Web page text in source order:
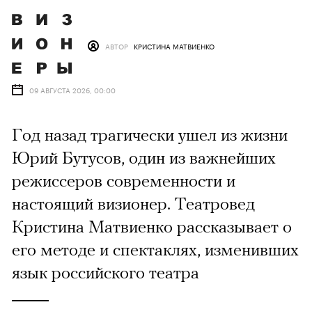
АВТОР КРИСТИНА МАТВИЕНКО
09 АВГУСТА 2026, 00:00
Год назад трагически ушел из жизни
Юрий Бутусов, один из важнейших
режиссеров современности и
настоящий визионер. Театровед
Кристина Матвиенко рассказывает о
его методе и спектаклях, изменивших
язык российского театра